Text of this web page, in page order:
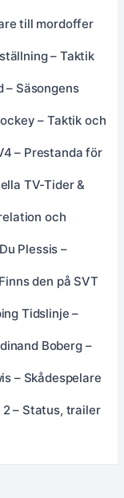
till mordoffer
– Taktik
– Säsongens
– Taktik och
– Prestanda för
TV-Tider &
och
Plessis –
den på SVT
Tidslinje –
Boberg –
– Skådespelare
– Status, trailer